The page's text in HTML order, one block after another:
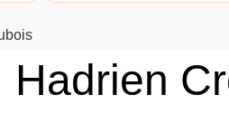
Hadrien